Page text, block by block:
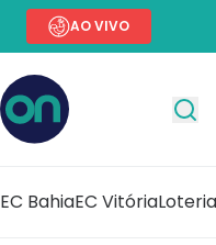
AO VIVO
EC BahiaEC Vitória